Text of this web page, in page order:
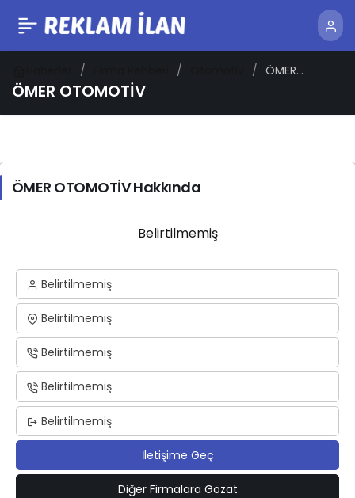
ÖMER
ÖMER OTOMOTİV
ÖMER OTOMOTİV Hakkında
Belirtilmemiş
Belirtilmemiş
Belirtilmemiş
Belirtilmemiş
Belirtilmemiş
Belirtilmemiş
İletişime Geç
Diğer Firmalara Gözat